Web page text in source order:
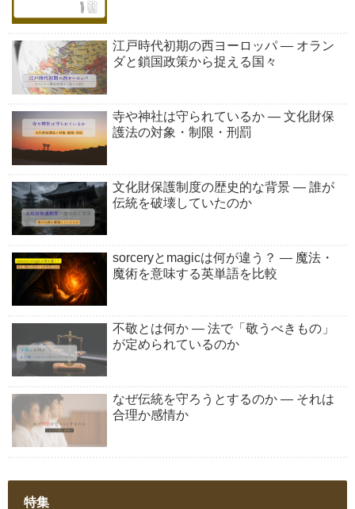
江戸時代初期の西ヨーロッパ ― オラン
ダと鎖国政策から捉える国々
寺や神社は守られているか ― 文化財保
護法の対象・制限・刑罰
文化財保護制度の歴史的な背景 ― 誰が
伝統を破壊していたのか
sorceryとmagicは何が違う？ ― 魔法・
魔術を意味する英単語を比較
不敬とは何か ― 法で「敬うべきもの」
が定められているのか
なぜ伝統を守ろうとするのか ― それは
合理か感情か
特集